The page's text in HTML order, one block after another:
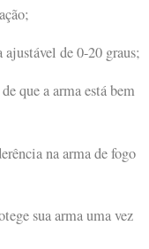
de 0-20 graus;
que a arma está bem
na arma de fogo
sua arma uma vez